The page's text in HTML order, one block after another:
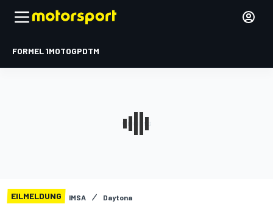
FORMEL 1MOTOGPDTM
EILMELDUNG IMSA Daytona